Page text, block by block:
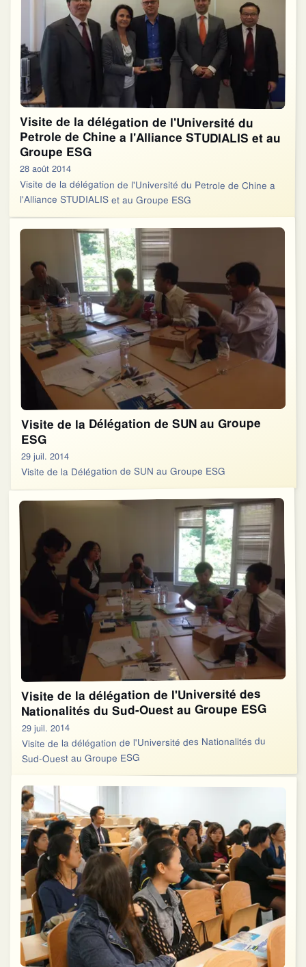
Visite de la délégation de l'Université du
Petrole de Chine a l'Alliance STUDIALIS et au
Groupe ESG
28 août 2014
Visite de la délégation de l'Université du Petrole de Chine a
l'Alliance STUDIALIS et au Groupe ESG
Visite de la Délégation de SUN au Groupe
ESG
29 juil. 2014
Visite de la Délégation de SUN au Groupe ESG
Visite de la délégation de l'Université des
Nationalités du Sud-Ouest au Groupe ESG
29 juil. 2014
Visite de la délégation de l'Université des Nationalités du
Sud-Ouest au Groupe ESG